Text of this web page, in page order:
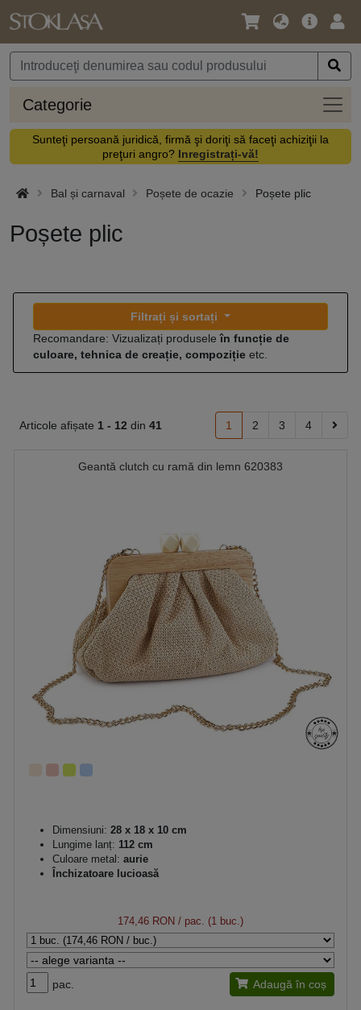
Limbă
Monedă
Meniul
Categorie
Sunteţi persoană juridică, firmă şi doriţi să faceţi achiziţii la
preţuri angro? Inregistrați-vă!
Bal și carnaval Poșete de ocazie Poșete plic
Poșete plic
Filtrați și sortați
Recomandare: Vizualizați produseleîn funcție de
culoare, tehnica de creație, compoziție etc.
Articole afișate 1 - 12 din 41 1 2 3 4
Geantă clutch cu ramă din lemn 620383
Dimensiuni: 28 x 18 x 10 cm
Lungime lanț: 112 cm
Culoare metal: aurie
Închizatoare lucioasă
174,46 RON / pac. (1 buc.)
pac. Adaugă în coș